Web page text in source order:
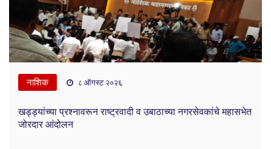
नाशिक ८ ऑगस्ट २०२६
खड्ड्यांच्या प्रश्नावरून राष्ट्रवादी व उबाठाच्या नगरसेवकांचे महासभेत
जोरदार आंदोलन